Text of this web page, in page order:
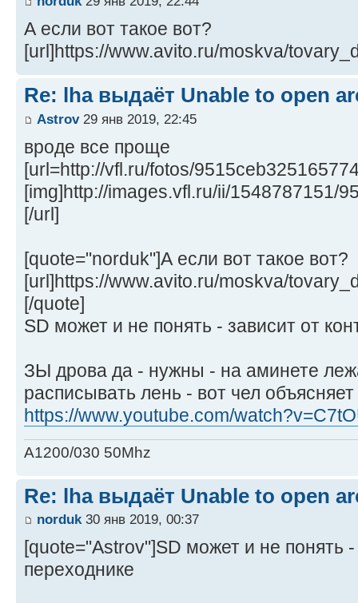
А если вот такое вот?
[url]https://www.avito.ru/moskva/
Re: lha выдаёт Unable to open
Astrov29 янв 2019, 22:45
вроде все проще
[url=http://vfl.ru/fotos/
[img]http://images.vfl.ru/ii/1548787151/
[/url]
[quote="norduk"]А если вот такое вот?
[url]https://www.avito.ru/moskva/
[/quote]
SD может и не понять - зависит от
ЗЫ дрова да - нужны - на аминете
расписывать лень - вот чел объясняет
https://www.youtube.com/
A1200/030 50Mhz
Re: lha выдаёт Unable to open
norduk30 янв 2019, 00:37
[quote="Astrov"]SD может и не понять
переходнике